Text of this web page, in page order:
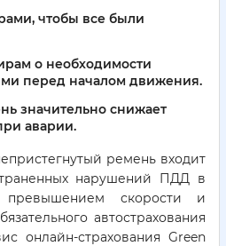
чтобы все были
о необходимости
перед началом движения.
значительно снижает
аварии.
ремень входит
нарушений ПДД в
скорости и
автострахования
онлайн-страхования Green